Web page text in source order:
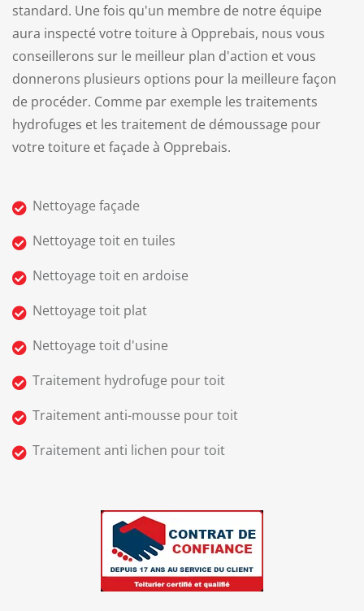
standard. Une fois qu'un membre de notre équipe
aura inspecté votre toiture à Opprebais, nous vous
conseillerons sur le meilleur plan d'action et vous
donnerons plusieurs options pour la meilleure façon
de procéder. Comme par exemple les traitements
hydrofuges et les traitement de démoussage pour
votre toiture et façade à Opprebais.
Nettoyage façade
Nettoyage toit en tuiles
Nettoyage toit en ardoise
Nettoyage toit plat
Nettoyage toit d'usine
Traitement hydrofuge pour toit
Traitement anti-mousse pour toit
Traitement anti lichen pour toit